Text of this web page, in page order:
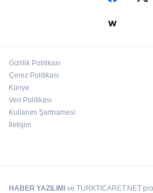
Gizlilik Politikası
Çerez Politikası
Künye
Veri Politikası
Kullanım Şartnamesi
İletişim
HABER YAZILIMI ve TURKTICARET.NET